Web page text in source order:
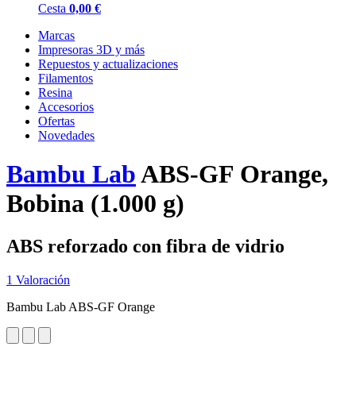
Cesta 0,00 €
Marcas
Impresoras 3D y más
Repuestos y actualizaciones
Filamentos
Resina
Accesorios
Ofertas
Novedades
Bambu LabABS-GF Orange,
Bobina (1.000 g)
ABS reforzado con fibra de vidrio
1 Valoración
Bambu Lab ABS-GF Orange